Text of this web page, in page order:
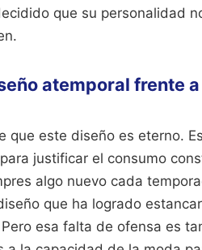
que su personalidad
atemporal frente
que este diseño es eterno.
justificar el consumo
algo nuevo cada
que ha logrado
esa falta de ofensa es